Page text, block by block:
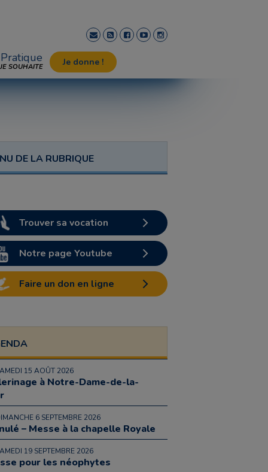
Pratique
JE SOUHAITE Je donne !
DE LA RUBRIQUE
Trouver sa vocation
Notre page Youtube
Faire un don en ligne
15 AOÛT 2026
à Notre-Dame-de-la-
6 SEPTEMBRE 2026
– Messe à la chapelle Royale
19 SEPTEMBRE 2026
pour les néophytes